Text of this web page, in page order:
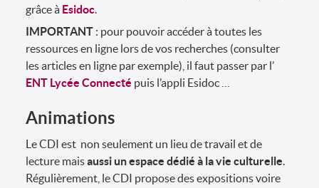
grâce à Esidoc.
IMPORTANT : pour pouvoir accéder à toutes les
ressources en ligne lors de vos recherches (consulter
les articles en ligne par exemple), il faut passer par l’
ENT Lycée Connecté puis l’appli Esidoc …
Animations
Le CDI est non seulement un lieu de travail et de
lecture maisaussi un espace dédié à la vie culturelle.
Régulièrement, le CDI propose des expositions voire